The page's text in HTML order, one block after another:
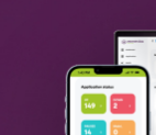
Internet-
Diensten